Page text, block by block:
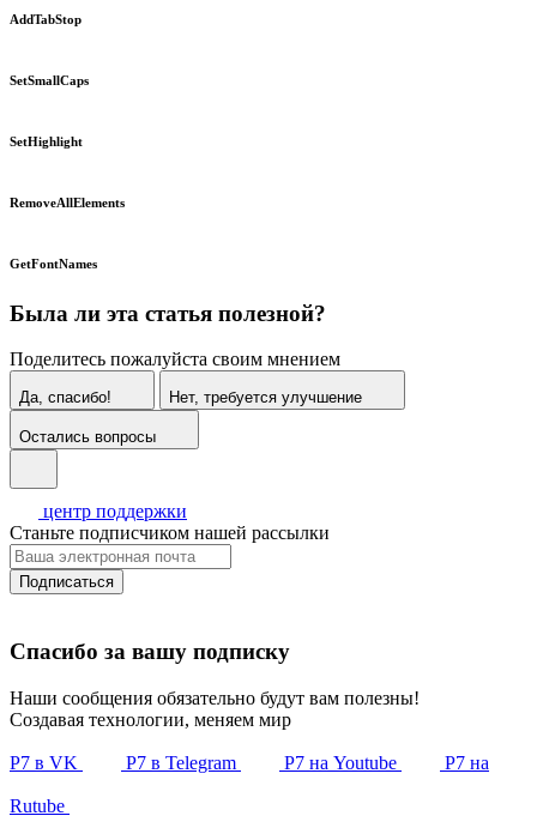
AddTabStop
SetSmallCaps
SetHighlight
RemoveAllElements
GetFontNames
Была ли эта статья полезной?
Поделитесь пожалуйста своим мнением
Да, спасибо! Нет, требуется улучшение
Остались вопросы
центр поддержки
Станьте подписчиком нашей рассылки
Подписаться
Спасибо за вашу подписку
Наши сообщения обязательно будут вам полезны!
Создавая технологии, меняем мир
Р7 в VK Р7 в Telegram Р7 на Youtube Р7 на
Rutube